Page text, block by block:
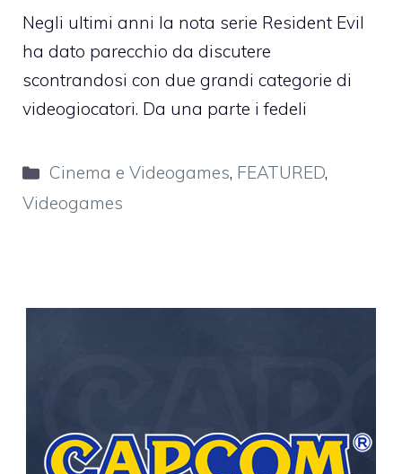
Negli ultimi anni la nota serie Resident Evil
ha dato parecchio da discutere
scontrandosi con due grandi categorie di
videogiocatori. Da una parte i fedeli
Categorie
Cinema e Videogames, FEATURED,
Videogames